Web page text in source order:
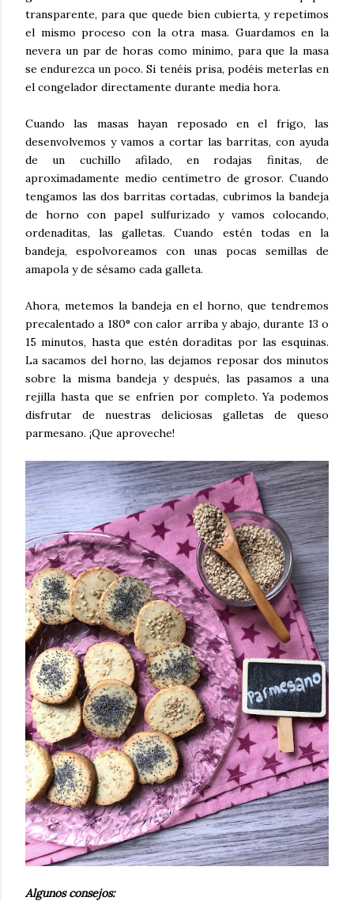
transparente, para que quede bien cubierta, y repetimos
el mismo proceso con la otra masa. Guardamos en la
nevera un par de horas como mínimo, para que la masa
se endurezca un poco. Si tenéis prisa, podéis meterlas en
el congelador directamente durante media hora.
Cuando las masas hayan reposado en el frigo, las
desenvolvemos y vamos a cortar las barritas, con ayuda
de un cuchillo afilado, en rodajas finitas, de
aproximadamente medio centímetro de grosor. Cuando
tengamos las dos barritas cortadas, cubrimos la bandeja
de horno con papel sulfurizado y vamos colocando,
ordenaditas, las galletas. Cuando estén todas en la
bandeja, espolvoreamos con unas pocas semillas de
amapola y de sésamo cada galleta.
Ahora, metemos la bandeja en el horno, que tendremos
precalentado a 180° con calor arriba y abajo, durante 13 o
15 minutos, hasta que estén doraditas por las esquinas.
La sacamos del horno, las dejamos reposar dos minutos
sobre la misma bandeja y después, las pasamos a una
rejilla hasta que se enfríen por completo. Ya podemos
disfrutar de nuestras deliciosas galletas de queso
parmesano. ¡Que aproveche!
Algunos consejos: